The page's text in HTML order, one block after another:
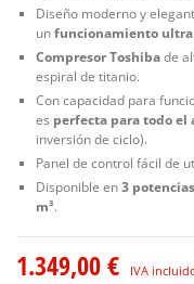
Diseño moderno y
unfuncionamiento
Compresor Toshibade
espiral de titanio.
Con capacidad para
es perfecta para todo el
inversión de ciclo).
Panel de control fácil de
Disponible en3
m³.
1.349,00 € IVA